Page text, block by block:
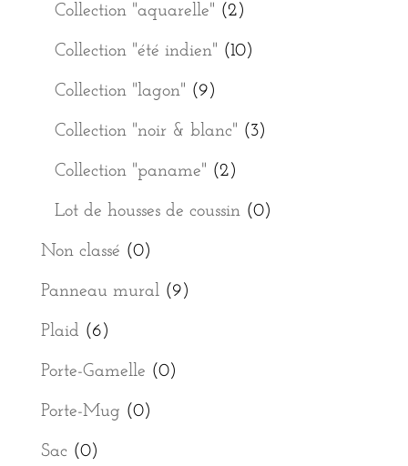
Collection "aquarelle" (2)
Collection "été indien" (10)
Collection "lagon" (9)
Collection "noir & blanc" (3)
Collection "paname" (2)
Lot de housses de coussin (0)
Non classé (0)
Panneau mural (9)
Plaid (6)
Porte-Gamelle (0)
Porte-Mug (0)
Sac (0)